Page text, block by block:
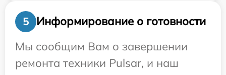
5
Информирование о готовности
Мы сообщим Вам о завершении
ремонта техники Pulsar, и наш